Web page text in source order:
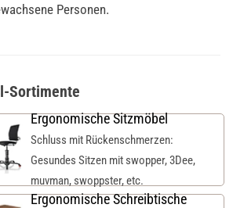
Personen.
Sortimente
Ergonomische Sitzmöbel
Schluss mit Rückenschmerzen:
Gesundes Sitzen mit swopper, 3Dee,
muvman, swoppster, etc.
Ergonomische Schreibtische